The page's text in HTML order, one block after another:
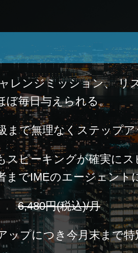
レンジミッション、 リ
ぼ毎日与えられる。
まで無理なくステップ
スピーキングが確実に
までIMEのエージェント
6,480円(税込)/月
ップにつき今月末まで特